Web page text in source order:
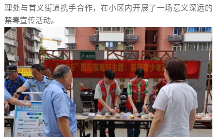
理处与首义街道携手合作，在小区内开展了一场意义深远的
禁毒宣传活动。